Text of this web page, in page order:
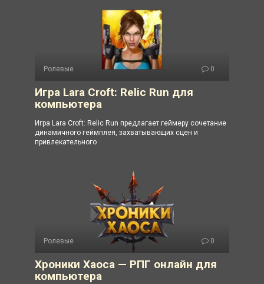
Ролевые 0
Игра Lara Croft: Relic Run для
компьютера
Игра Lara Croft: Relic Run предлагает геймеру сочетание
динамичного геймплея, захватывающих сцен и
привлекательного
Ролевые 0
Хроники Хаоса — РПГ онлайн для
компьютера